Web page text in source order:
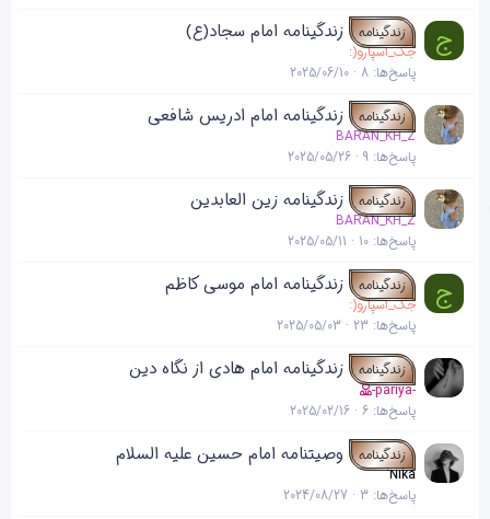
ج زندگینامه زندگینامه امام سجاد(ع)
جک_اسپارو(:
پاسخ‌ها 8
2025/06/10
زندگینامه زندگینامه امام ادریس شافعی
BARAN_KH_Z
پاسخ‌ها 9
2025/05/26
زندگینامه زندگینامه زین العابدین
BARAN_KH_Z
پاسخ‌ها 10
2025/05/11
ج زندگینامه زندگینامه امام موسی کاظم
جک_اسپارو(:
پاسخ‌ها 23
2025/05/03
زندگینامه زندگینامه امام هادی از نگاه دین
-pariya-
پاسخ‌ها 6
2025/02/16
زندگینامه وصیتنامه امام حسین علیه السلام
'Nika
پاسخ‌ها 3
2024/08/27